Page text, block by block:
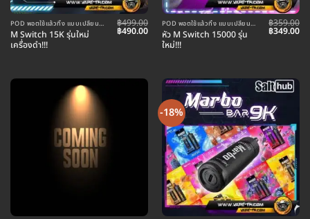
POD พอตใช้แล้วทิ้ง แบบเปลี่ยนหัว
M Switch 15K รุ่นใหม่
เครื่องดำ!!!
฿499.00
Original
฿490.00Current
price
POD พอตใช้แล้วทิ้ง แบบเปลี่ยนหัว
หัว M Switch 15000 รุ่น
ใหม่!!!
฿359.00
Original
฿349.00
-18%